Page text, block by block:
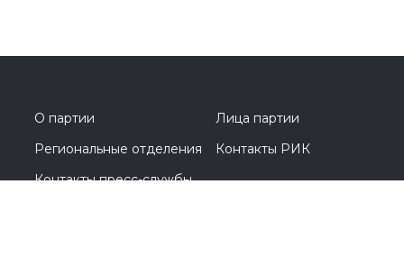
О партии
Лица партии
Региональные отделения
Контакты РИК
Контакты пресс-службы